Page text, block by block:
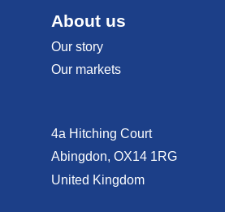
About us
Our story
Our markets
4a Hitching Court
Abingdon, OX14 1RG
United Kingdom